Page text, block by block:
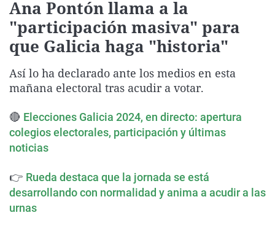
La rosa de los
Gente viajera
Como el perro y el
Caso
Retornados
Equipo de
Operación Viuda
Extremadura
Galicia
La Rioja
Navarra
País Vasco
Virales
Televisión
Elecciones
Ana Pontón llama a la
"participación masiva" para
que Galicia haga "historia"
Así lo ha declarado ante los medios en esta
mañana electoral tras acudir a votar.
🔴 Elecciones Galicia 2024, en directo: apertura
colegios electorales, participación y últimas
noticias
👉 Rueda destaca que la jornada se está
desarrollando con normalidad y anima a acudir a las
urnas